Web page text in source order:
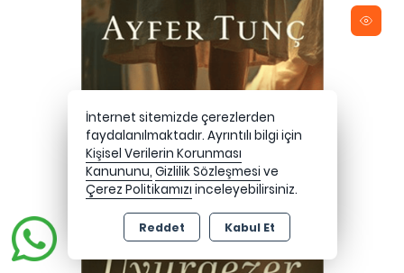
İnternet sitemizde çerezlerden
faydalanılmaktadır. Ayrıntılı bilgi için
Kişisel Verilerin Korunması
Kanununu, Gizlilik Sözleşmesi ve
Çerez Politikamızı inceleyebilirsiniz.
Reddet Kabul Et